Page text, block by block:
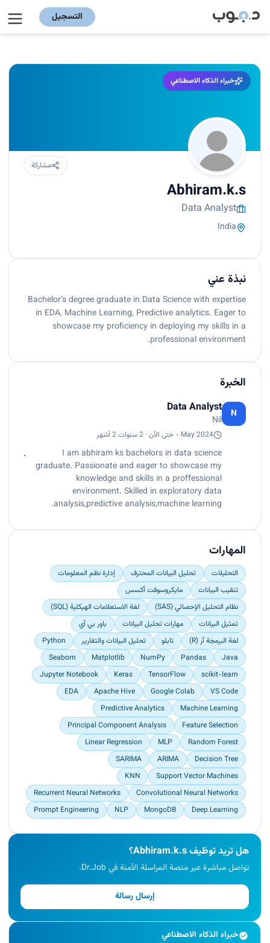
التسجيل
خبراء الذكاء الاصطناعي
مشاركة
Abhiram.k.s
Data Analyst
India
نبذة عني
Bachelor’s degree graduate in Data Science with expertise
in EDA, Machine Learning, Predictive analytics. Eager to
showcase my proficiency in deploying my skills in a
professional environment.
الخبرة
N
Data Analyst
Nil
May 2024 - حتى الآن · 2 سنوات 2 أشهر
I am abhiram ks bachelors in data science
graduate. Passionate and eager to showcase my
knowledge and skills in a proffessional
environment. Skilled in exploratory data
analysis,predictive analysis,machine learning.
المهارات
التحليلات تحليل البيانات المحترف
إدارة نظم المعلومات
تنقيب البيانات
مايكروسوفت أكسس
نظام التحليل الإحصائي (SAS)
لغة الاستعلامات الهيكلية (SQL)
تمثيل البيانات
مهارات تحليل البيانات
باور بي آي
لغة البرمجة آر (R)
تابلو تحليل البيانات والتقارير
Python
Java
Pandas
NumPy
Matplotlib
Seaborn
scikit-learn
TensorFlow
Keras
Jupyter Notebook
VS Code
Google Colab
Apache Hive
EDA
Machine Learning
Predictive Analytics
Feature Selection
Principal Component Analysis
Random Forest
MLP
Linear Regression
Decision Tree
ARIMA
SARIMA
Support Vector Machines
KNN
Convolutional Neural Networks
Recurrent Neural Networks
Deep Learning
MongoDB
NLP
Prompt Engineering
هل تريد توظيف Abhiram.k.s؟
تواصل مباشرة عبر منصة المراسلة الآمنة في Dr.Job.
إرسال رسالة
خبراء الذكاء الاصطناعي